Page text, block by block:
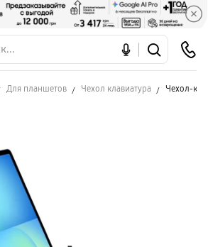
Для планшетов Чехол клавиатура Чехол-